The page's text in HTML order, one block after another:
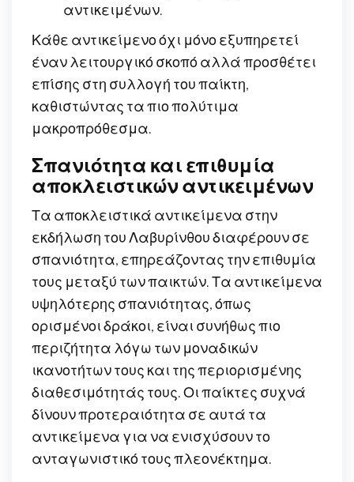
αντικειμένων.
Κάθε αντικείμενο όχι μόνο εξυπηρετεί
έναν λειτουργικό σκοπό αλλά προσθέτει
επίσης στη συλλογή του παίκτη,
καθιστώντας τα πιο πολύτιμα
μακροπρόθεσμα.
Σπανιότητα και επιθυμία
αποκλειστικών αντικειμένων
Τα αποκλειστικά αντικείμενα στην
εκδήλωση του Λαβυρίνθου διαφέρουν σε
σπανιότητα, επηρεάζοντας την επιθυμία
τους μεταξύ των παικτών. Τα αντικείμενα
υψηλότερης σπανιότητας, όπως
ορισμένοι δράκοι, είναι συνήθως πιο
περιζήτητα λόγω των μοναδικών
ικανοτήτων τους και της περιορισμένης
διαθεσιμότητάς τους. Οι παίκτες συχνά
δίνουν προτεραιότητα σε αυτά τα
αντικείμενα για να ενισχύσουν το
ανταγωνιστικό τους πλεονέκτημα.